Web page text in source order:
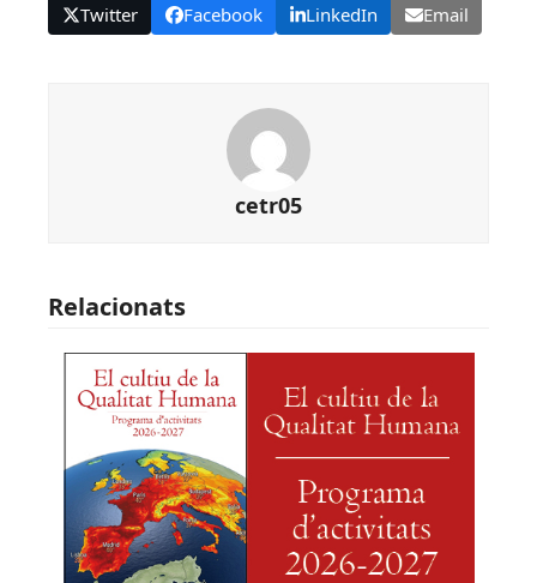
Twitter Facebook LinkedIn Email
cetr05
Relacionats